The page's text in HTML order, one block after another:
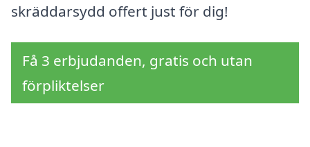
skräddarsydd offert just för dig!
Få 3 erbjudanden, gratis och utan
förpliktelser